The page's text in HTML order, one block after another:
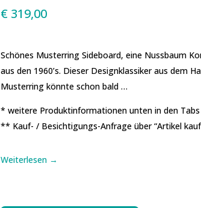
€ 319,00
Schönes Musterring Sideboard, eine Nussbaum
aus den 1960’s. Dieser Designklassiker aus dem
Musterring könnte schon bald …
* weitere Produktinformationen unten in den Tabs
** Kauf- / Besichtigungs-Anfrage über “Artikel
Weiterlesen →